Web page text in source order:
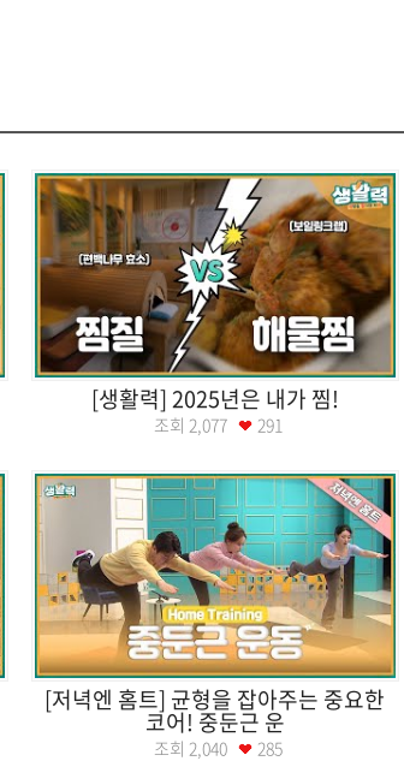
[생활력] 2025년은 내가 찜!
조회 2,077 291
[저녁엔 홈트] 균형을 잡아주는 중요한
코어! 중둔근 운
조회 2,040 285